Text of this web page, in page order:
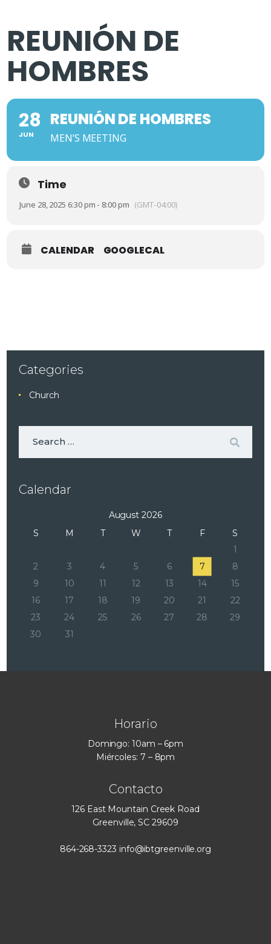
REUNIÓN DE
HOMBRES
28
JUN
REUNIÓN DE HOMBRES
MEN’S MEETING
Time
June 28, 2025 6:30 pm - 8:00 pm (GMT-04:00)
CALENDAR GOOGLECAL
Categories
Church
Calendar
August 2026
S
M T W T F
S
1
2
3 4 5 6 7
8
9
10 11 12 13 14
15
16
17 18 19 20 21
22
23
24 25 26 27 28
29
30
31
Horario
Domingo: 10am – 6pm
Miércoles: 7 – 8pm
Contacto
126 East Mountain Creek Road
Greenville, SC 29609
864-268-3323 info@ibtgreenville.org